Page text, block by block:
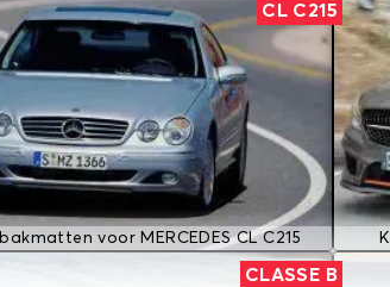
CL C215
voor MERCEDES CL C215
CLASSE B